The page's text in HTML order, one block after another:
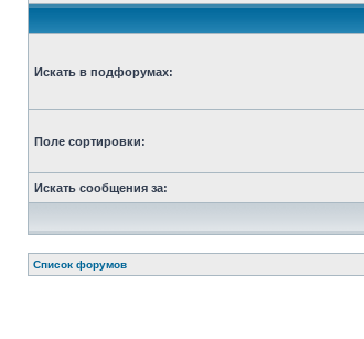
Искать в подфорумах:
Поле сортировки:
Искать сообщения за:
Список форумов